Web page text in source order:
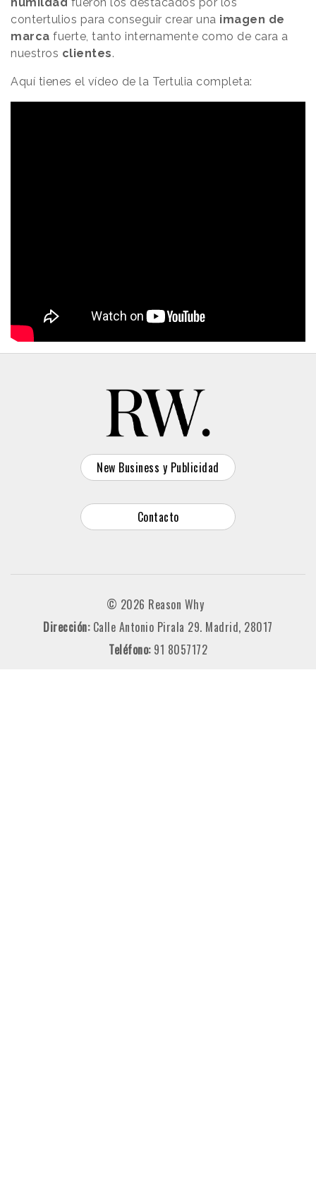
contertulios para conseguir crear una imagen de
marca fuerte, tanto internamente como de cara a
nuestros clientes.
Aquí tienes el vídeo de la Tertulia completa:
New Business y Publicidad
Contacto
© 2026 Reason Why
Dirección: Calle Antonio Pirala 29. Madrid, 28017
Teléfono: 91 8057172